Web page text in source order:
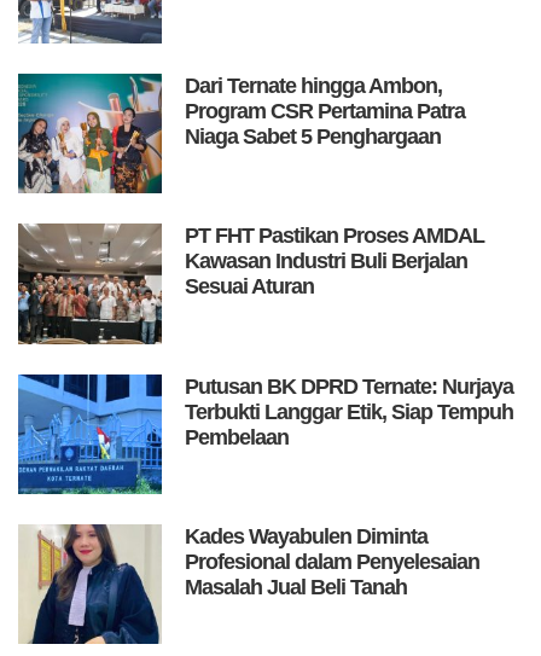
Dari Ternate hingga Ambon,
Program CSR Pertamina Patra
Niaga Sabet 5 Penghargaan
PT FHT Pastikan Proses AMDAL
Kawasan Industri Buli Berjalan
Sesuai Aturan
Putusan BK DPRD Ternate: Nurjaya
Terbukti Langgar Etik, Siap Tempuh
Pembelaan
Kades Wayabulen Diminta
Profesional dalam Penyelesaian
Masalah Jual Beli Tanah